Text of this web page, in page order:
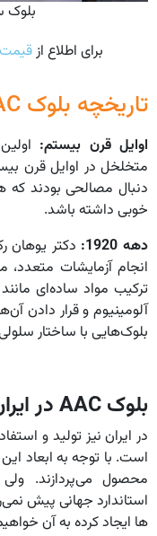
بلوک
برای اطلاع از
تاریخچه بلوک AAC
اوایل قرن بیستم:
متخلخل در اوایل قرن
دنبال مصالحی بودند
خوبی داشته باشد.
دهه 1920:
دکتر یوهان
ترکیب مواد ساده‌ای
آلومینیوم و قرار دادن
بلوک‌هایی با ساختار
بلوک در
است. با توجه به ابعاد
محصول می‌پردازند. ولی
استاندارد جهانی پیش
ها ایجاد کرده به آن